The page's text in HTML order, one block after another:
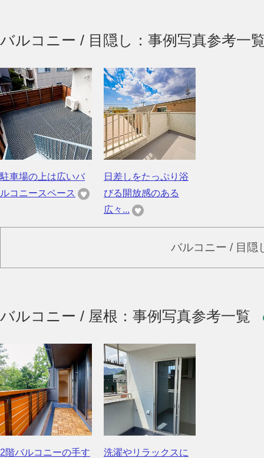
バルコニー / 目隠し：事例写真参考一
駐車場の上は広いバ
ルコニースペース
日差しをたっぷり浴
びる開放感のある
広々...
バルコニー / 目隠
バルコニー / 屋根：事例写真参考一覧
2階バルコニーの手す
洗濯やリラックスに